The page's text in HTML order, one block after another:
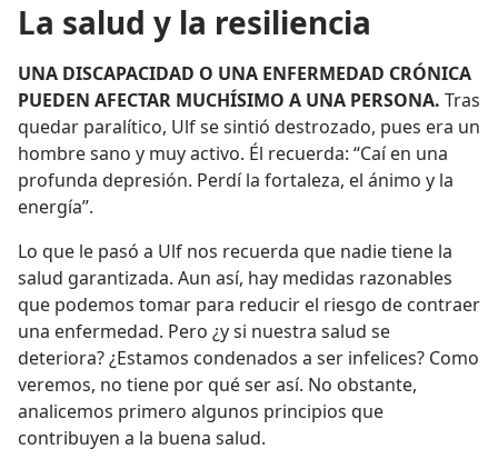
La salud y la resiliencia
UNA DISCAPACIDAD O UNA ENFERMEDAD CRÓNICA
PUEDEN AFECTAR MUCHÍSIMO A UNA PERSONA. Tras
quedar paralítico, Ulf se sintió destrozado, pues era un
hombre sano y muy activo. Él recuerda: “Caí en una
profunda depresión. Perdí la fortaleza, el ánimo y la
energía”.
Lo que le pasó a Ulf nos recuerda que nadie tiene la
salud garantizada. Aun así, hay medidas razonables
que podemos tomar para reducir el riesgo de contraer
una enfermedad. Pero ¿y si nuestra salud se
deteriora? ¿Estamos condenados a ser infelices? Como
veremos, no tiene por qué ser así. No obstante,
analicemos primero algunos principios que
contribuyen a la buena salud.